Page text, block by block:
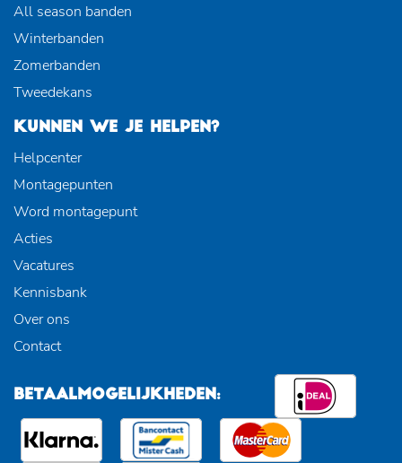
All season banden
Winterbanden
Zomerbanden
Tweedekans
KUNNEN WE JE HELPEN?
Helpcenter
Montagepunten
Word montagepunt
Acties
Vacatures
Kennisbank
Over ons
Contact
BETAALMOGELIJKHEDEN: